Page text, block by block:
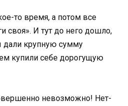
то время, а потом все
своя». И тут до него дошло,
дали крупную сумму
купили себе дорогущую
невозможно! Нет-